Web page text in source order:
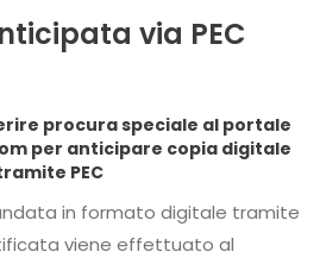
via PEC
procura speciale al portale
digitale
PEC
in formato digitale tramite
viene effettuato al